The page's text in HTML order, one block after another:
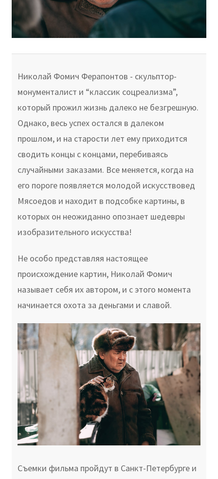
Николай Фомич Ферапонтов - скульптор-
монументалист и “классик соцреализма”,
который прожил жизнь далеко не безгрешную.
Однако, весь успех остался в далеком
прошлом, и на старости лет ему приходится
сводить концы с концами, перебиваясь
случайными заказами. Все меняется, когда на
его пороге появляется молодой искусствовед
Мясоедов и находит в подсобке картины, в
которых он неожиданно опознает шедевры
изобразительного искусства!
Не особо представляя настоящее
происхождение картин, Николай Фомич
называет себя их автором, и с этого момента
начинается охота за деньгами и славой.
Съемки фильма пройдут в Санкт-Петербурге и